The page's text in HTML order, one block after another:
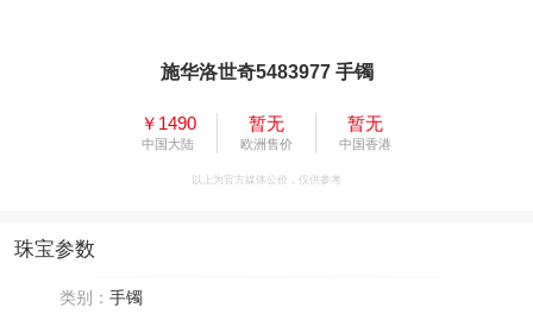
施华洛世奇5483977 手镯
￥1490
中国大陆
暂无
欧洲售价
暂无
中国香港
以上为官方媒体公价，仅供参考
珠宝参数
类别： 手镯